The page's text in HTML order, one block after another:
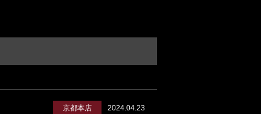
2024.04.23
京都本店